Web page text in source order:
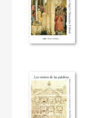
Arquitectura
VER TODAS... (14)
NUESTRAS
Arte contemporáneo
Arte en contexto